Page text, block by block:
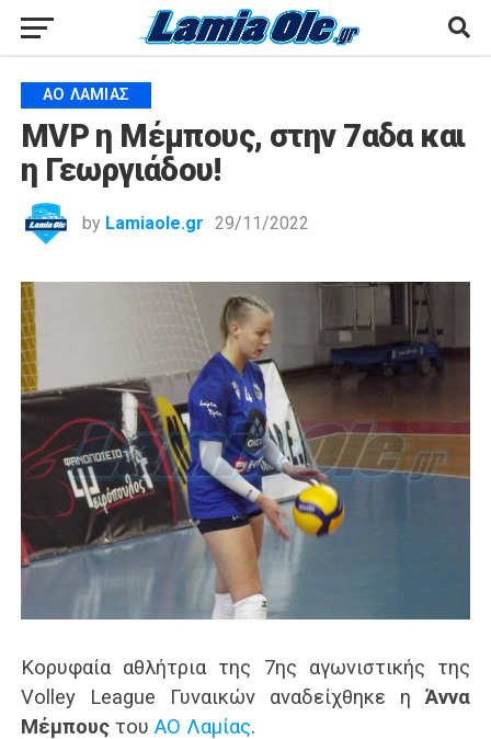
ΑΟ ΛΑΜΊΑΣ
MVP η Μέμπους, στην 7αδα και
η Γεωργιάδου!
by Lamiaole.gr 29/11/2022
Κορυφαία αθλήτρια της 7ης αγωνιστικής της
Volley League Γυναικών αναδείχθηκε ηΆννα
Μέμπουςτου ΑΟ Λαμίας.